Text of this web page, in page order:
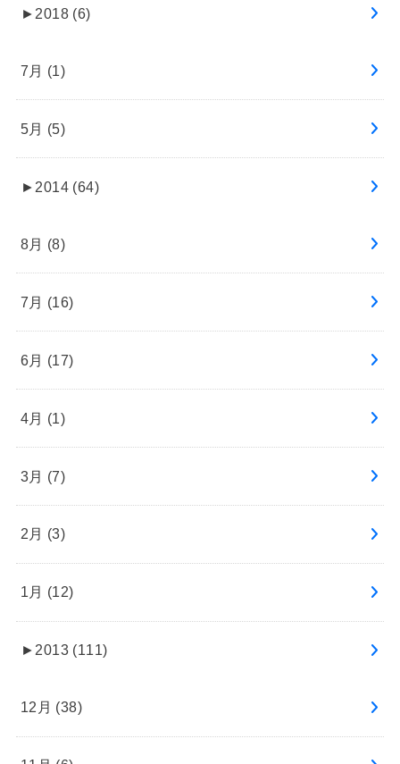
► 2018 (6)
7月 (1)
5月 (5)
► 2014 (64)
8月 (8)
7月 (16)
6月 (17)
4月 (1)
3月 (7)
2月 (3)
1月 (12)
► 2013 (111)
12月 (38)